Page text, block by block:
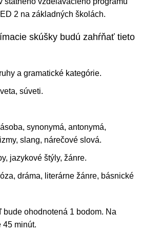
2 na základných školách.
skúšky budú zahŕňať tieto
a gramatické kategórie.
súveti.
synonymá, antonymá,
slang, nárečové slová.
jazykové štýly, žánre.
dráma, literárne žánre, básnické
bude ohodnotená 1 bodom. Na
45 minút.